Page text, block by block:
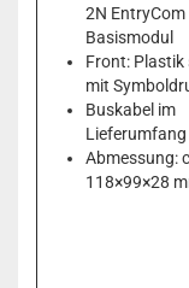
2N EntryCom
Basismodul
Front:
mit
Buskabel im
Abmessung:
118×99×28